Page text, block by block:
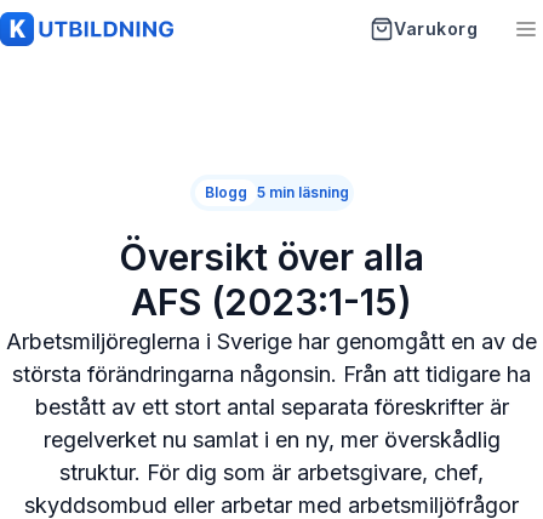
K-Utbildning
Varukorg
Vanliga frågor
Om oss
Kontakt
Blogg 5 min läsning
Översikt över alla
AFS (2023:1-15)
Arbetsmiljöreglerna i Sverige har genomgått en av de
största förändringarna någonsin. Från att tidigare ha
bestått av ett stort antal separata föreskrifter är
regelverket nu samlat i en ny, mer överskådlig
struktur. För dig som är arbetsgivare, chef,
skyddsombud eller arbetar med arbetsmiljöfrågor